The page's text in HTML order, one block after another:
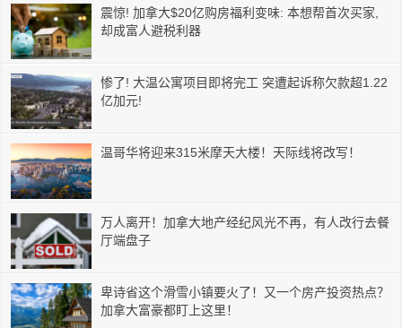
震惊! 加拿大$20亿购房福利变味: 本想帮首次买家,
却成富人避税利器
惨了! 大温公寓项目即将完工 突遭起诉称欠款超1.22
亿加元!
温哥华将迎来315米摩天大楼！天际线将改写！
万人离开！加拿大地产经纪风光不再，有人改行去餐
厅端盘子
卑诗省这个滑雪小镇要火了！又一个房产投资热点？
加拿大富豪都盯上这里！